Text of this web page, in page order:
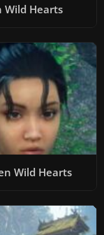
Wild Hearts
Wild Hearts